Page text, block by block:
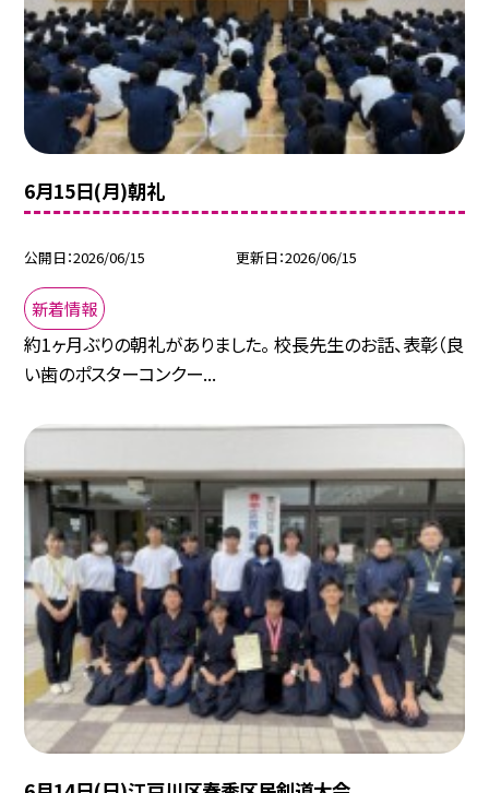
6月15日(月)朝礼
公開日 2026/06/15 更新日 2026/06/15
新着情報
約1ヶ月ぶりの朝礼がありました。 校長先生のお話、表彰（良
い歯のポスターコンクー...